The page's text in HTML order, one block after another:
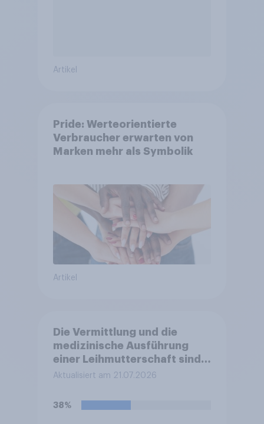
Artikel
Pride: Werteorientierte
Verbraucher erwarten von
Marken mehr als Symbolik
Artikel
Die Vermittlung und die
medizinische Ausführung
einer Leihmutterschaft sind
in Deutschland anders als in
verboten. Wie stehen Sie zu
Aktualisiert am 21.07.2026
38%